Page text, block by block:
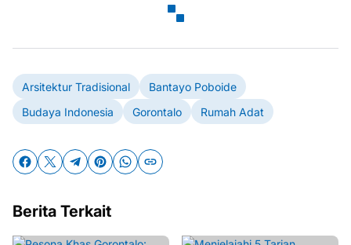
Arsitektur Tradisional
Bantayo Poboide
Budaya Indonesia
Gorontalo Rumah Adat
Berita Terkait